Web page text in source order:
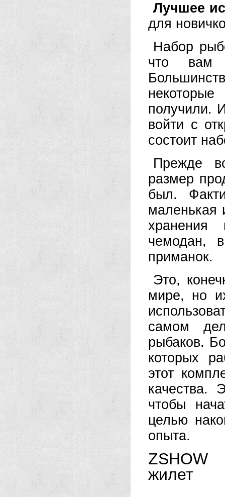
Лучшее
для
Набор
что вам
получили.
войти с
состоит
Прежде
размер
был.
маленькая
чемодан,
приманок.
Это,
мире, но
самом
рыбаков.
которых
этот
качества.
чтобы
целью
опыта.
ZSHOW
жилет